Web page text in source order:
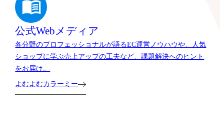
公式Webメディア
各分野のプロフェッショナルが語るEC運営ノウハウや、人気
ショップに学ぶ売上アップの工夫など、課題解決へのヒント
をお届け。
よむよむカラーミー